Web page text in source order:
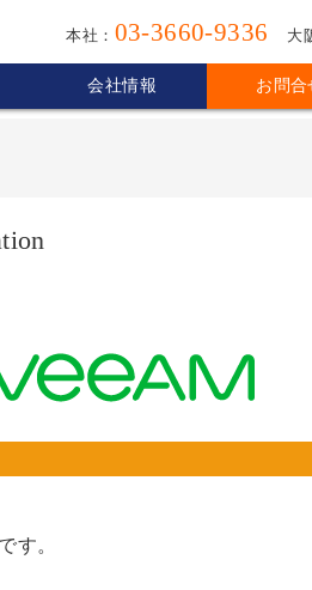
本社： 03-3660-9336 大
会社情報 お問合
す。